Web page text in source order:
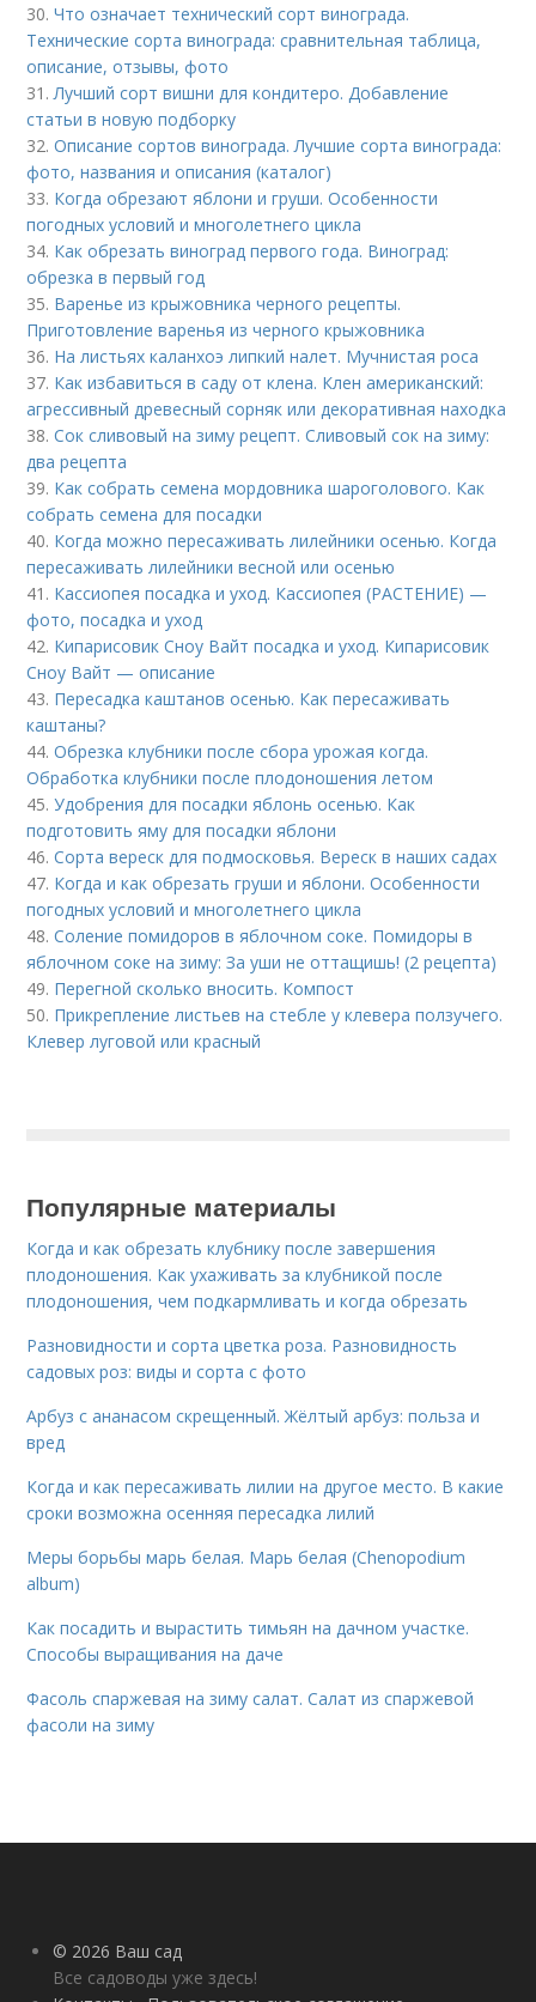
30.Что означает технический сорт винограда.
Технические сорта винограда: сравнительная таблица,
описание, отзывы, фото
31.Лучший сорт вишни для кондитеро. Добавление
статьи в новую подборку
32.Описание сортов винограда. Лучшие сорта винограда:
фото, названия и описания (каталог)
33. Когда обрезают яблони и груши. Особенности
погодных условий и многолетнего цикла
34. Как обрезать виноград первого года. Виноград:
обрезка в первый год
35. Варенье из крыжовника черного рецепты.
Приготовление варенья из черного крыжовника
36. На листьях каланхоэ липкий налет. Мучнистая роса
37. Как избавиться в саду от клена. Клен американский:
агрессивный древесный сорняк или декоративная находка
38.Сок сливовый на зиму рецепт. Сливовый сок на зиму:
два рецепта
39. Как собрать семена мордовника шароголового. Как
собрать семена для посадки
40. Когда можно пересаживать лилейники осенью. Когда
пересаживать лилейники весной или осенью
41. Кассиопея посадка и уход. Кассиопея (РАСТЕНИЕ) —
фото, посадка и уход
42. Кипарисовик Сноу Вайт посадка и уход. Кипарисовик
Сноу Вайт — описание
43. Пересадка каштанов осенью. Как пересаживать
каштаны?
44.Обрезка клубники после сбора урожая когда.
Обработка клубники после плодоношения летом
45.Удобрения для посадки яблонь осенью. Как
подготовить яму для посадки яблони
46.Сорта вереск для подмосковья. Вереск в наших садах
47. Когда и как обрезать груши и яблони. Особенности
погодных условий и многолетнего цикла
48.Соление помидоров в яблочном соке. Помидоры в
яблочном соке на зиму: За уши не оттащишь! (2 рецепта)
49. Перегной сколько вносить. Компост
50. Прикрепление листьев на стебле у клевера ползучего.
Клевер луговой или красный
Популярные материалы
Когда и как обрезать клубнику после завершения
плодоношения. Как ухаживать за клубникой после
плодоношения, чем подкармливать и когда обрезать
Разновидности и сорта цветка роза. Разновидность
садовых роз: виды и сорта с фото
Арбуз с ананасом скрещенный. Жёлтый арбуз: польза и
вред
Когда и как пересаживать лилии на другое место. В какие
сроки возможна осенняя пересадка лилий
Меры борьбы марь белая. Марь белая (Chenopodium
album)
Как посадить и вырастить тимьян на дачном участке.
Способы выращивания на даче
Фасоль спаржевая на зиму салат. Салат из спаржевой
фасоли на зиму
© 2026 Ваш сад
Все садоводы уже здесь!